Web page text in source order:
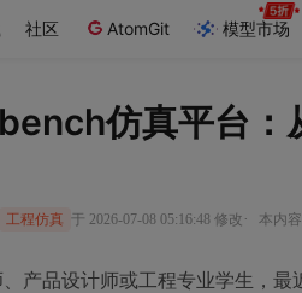
社区 AtomGit 模型市场
仿真平台：
工程仿真 于 2026-07-08 05:16:48 修改 · 本内
产品设计师或工程专业学生，